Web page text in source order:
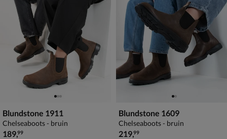
Blundstone 1911
Chelseaboots - bruin
€ 189,99
189,99
Blundstone 1609
Chelseaboots - bruin
€ 219,99
219,99